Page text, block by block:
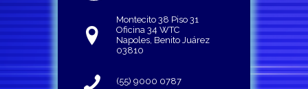
Montecito 38 Piso 31
Oficina 34 WTC
Napoles, Benito Juárez
03810
(55) 9000 0787